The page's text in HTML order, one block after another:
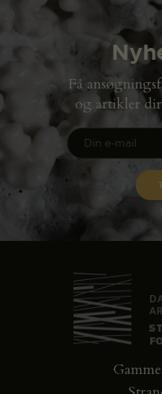
Få
og artikler